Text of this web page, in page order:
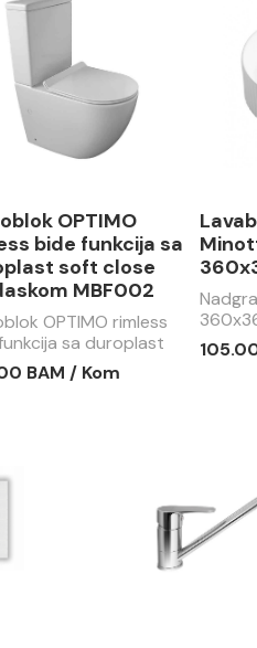
OPTIMO
bide funkcija sa
soft close
MBF002
OPTIMO rimless
sa duroplast
wc daskom
BAM / Kom